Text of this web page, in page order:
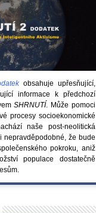
obsahuje upřesňující,
informace k předchozí
SHRNUTÍ. Může pomoci
procesy socioekonomické
naše post-neolitická
nepravděpodobné, že bude
pokroku, aniž
populace dostatečně